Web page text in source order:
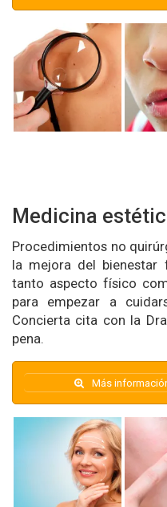
Medicina
Procedimientos no
la mejora del bienestar
tanto aspecto físico
para empezar a
Concierta cita con la
pena.
Más